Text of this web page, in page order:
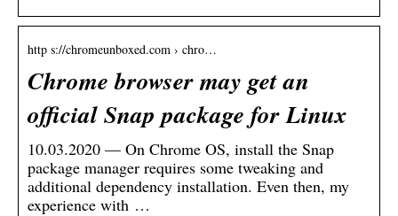
http s://chromeunboxed.com › chro…
Chrome browser may get an
official Snap package for Linux
10.03.2020 — On Chrome OS, install the Snap
package manager requires some tweaking and
additional dependency installation. Even then, my
experience with …